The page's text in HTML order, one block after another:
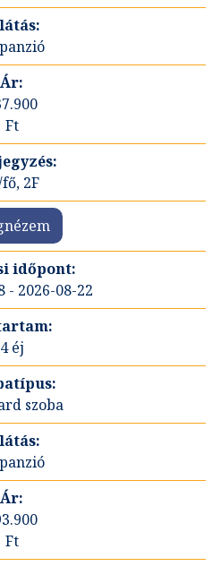
Ft
2F
- 2026-08-22
4 éj
szoba
Ft